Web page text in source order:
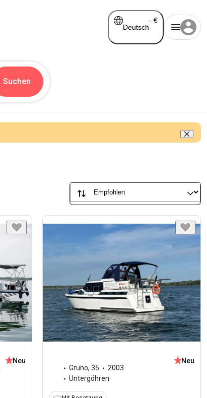
Deutsch
- €
Suchen
Neu
Gruno,35
2003
Untergöhren
Neu